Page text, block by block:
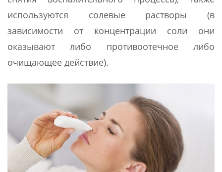
используются солевые растворы (в
зависимости от концентрации соли они
оказывают либо противоотечное либо
очищающее действие).